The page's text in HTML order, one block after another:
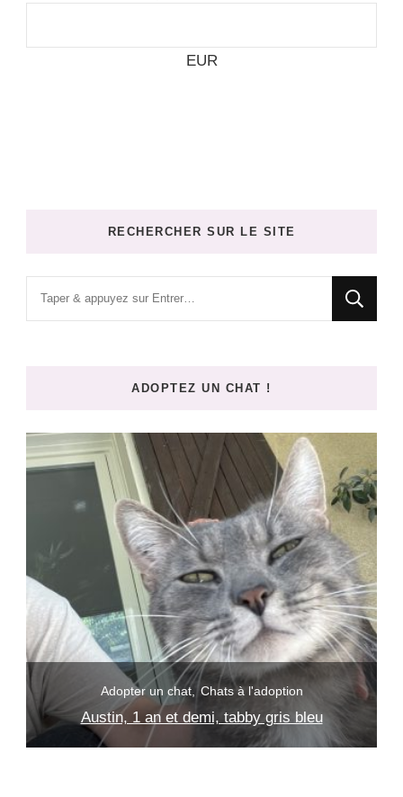
EUR
RECHERCHER SUR LE SITE
ADOPTEZ UN CHAT !
Adopter un chat Chats à l'adoption
Austin, 1 an et demi, tabby gris bleu